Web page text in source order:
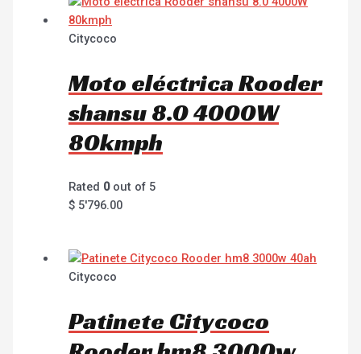
Citycoco
Moto eléctrica Rooder
shansu 8.0 4000W
80kmph
Rated 0out of 5
$ 5'796.00
Citycoco
Patinete Citycoco